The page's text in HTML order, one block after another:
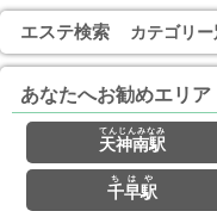
エステ検索 カテゴリー
あなたへお勧めエリア
天神南駅
てんじんみなみ
千早駅
ちはや